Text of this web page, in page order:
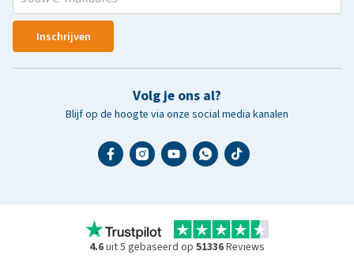
Inschrijven
Volg je ons al?
Blijf op de hoogte via onze social media kanalen
4.6uit 5 gebaseerd op 51336Reviews